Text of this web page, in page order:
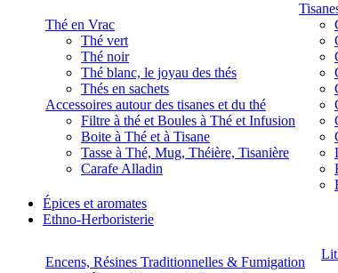
Thé en Vrac
Thé vert
Thé noir
Thé blanc, le joyau des thés
Thés en sachets
Accessoires autour des tisanes et du thé
Filtre à thé et Boules à Thé et Infusion
Boite à Thé et à Tisane
Tasse à Thé, Mug, Théière, Tisanière
Carafe Alladin
Épices et aromates
Ethno-Herboristerie
Encens, Résines Traditionnelles & Fumigation